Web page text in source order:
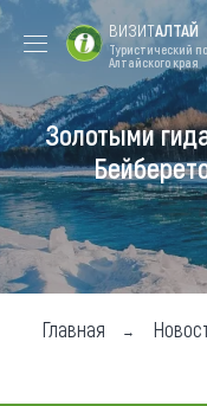
Форум VISIT
ALTAI
Туры
Где побывать
Чем заняться
ВИЗИТАЛТАЙ
Туристический
Алтайского края
Золотыми
Главная